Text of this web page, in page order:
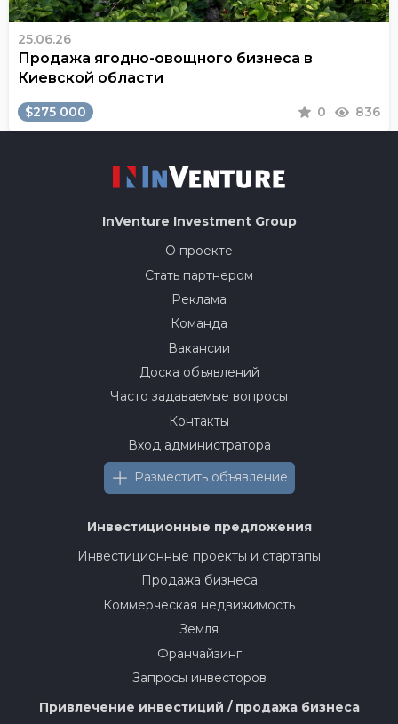
25.06.26
Продажа ягодно-овощного бизнеса в
Киевской области
$275 000 0 836
InVenture Investment Group
О проекте
Стать партнером
Реклама
Команда
Вакансии
Доска объявлений
Часто задаваемые вопросы
Контакты
Вход администратора
Разместить объявление
Инвестиционные предложения
Инвестиционные проекты и стартапы
Продажа бизнеса
Коммерческая недвижимость
Земля
Франчайзинг
Запросы инвесторов
Привлечение инвестиций / продажа бизнеса